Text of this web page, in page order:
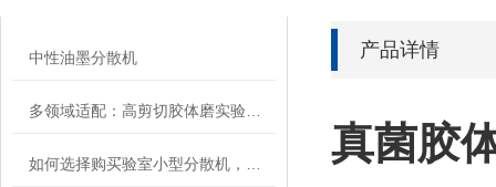
中性油墨分散机 产品详情
真菌胶